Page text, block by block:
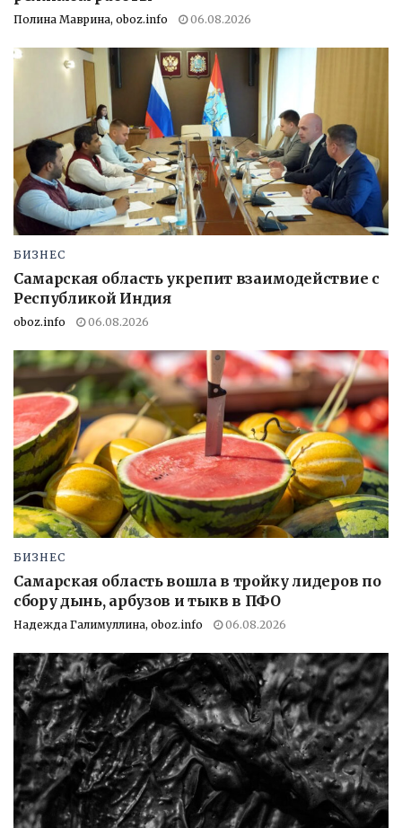
Полина Маврина, oboz.info 06.08.2026
БИЗНЕС
Самарская область укрепит взаимодействие с
Республикой Индия
oboz.info 06.08.2026
БИЗНЕС
Самарская область вошла в тройку лидеров по
сбору дынь, арбузов и тыкв в ПФО
Надежда Галимуллина, oboz.info 06.08.2026